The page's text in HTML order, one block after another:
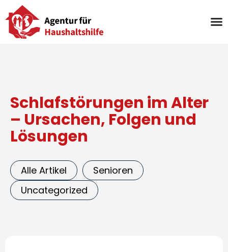
Zum
Inhalt
springen
Schlafstörungen im Alter
– Ursachen, Folgen und
Lösungen
Alle Artikel
Senioren
Uncategorized